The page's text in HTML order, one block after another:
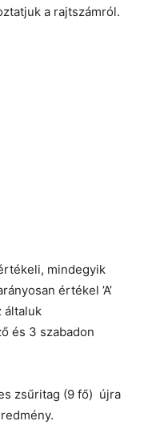
a rajtszámról.
mindegyik
értékel ’A’
általuk
és 3 szabadon
zsűritag (9 fő) újra